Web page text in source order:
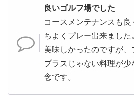
良いゴルフ場でした
コースメンテナンスも
ちよくプレー出来ました
美味しかったのですが、
プラスじゃない料理が
念です。